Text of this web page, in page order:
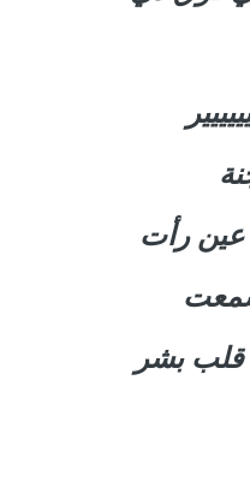
عين رأت
قلب بشر